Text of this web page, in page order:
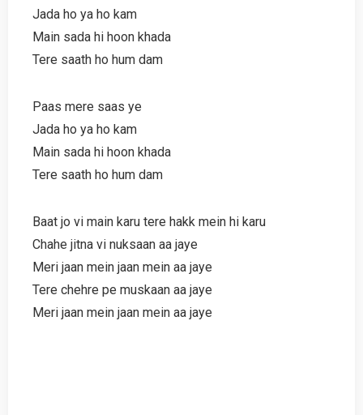
Jada ho ya ho kam
Main sada hi hoon khada
Tere saath ho hum dam
Paas mere saas ye
Jada ho ya ho kam
Main sada hi hoon khada
Tere saath ho hum dam
Baat jo vi main karu tere hakk mein hi karu
Chahe jitna vi nuksaan aa jaye
Meri jaan mein jaan mein aa jaye
Tere chehre pe muskaan aa jaye
Meri jaan mein jaan mein aa jaye